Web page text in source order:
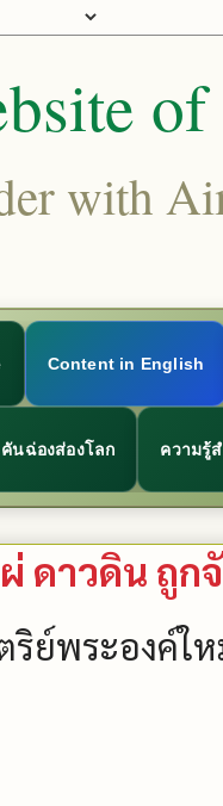
with
Content in English
คันฉ่องส่องโลก ความรู้
ดาวดิน ถูก
ย์พระองค์ใ